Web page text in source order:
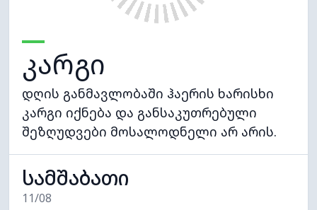
კარგი
დღის განმავლობაში ჰაერის ხარისხი
კარგი იქნება და განსაკუთრებული
შეზღუდვები მოსალოდნელი არ არის.
სამშაბათი
11/08